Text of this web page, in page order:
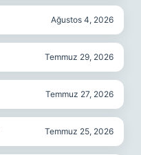
Ağustos 4, 2026
Temmuz 29, 2026
Temmuz 27, 2026
Temmuz 25, 2026